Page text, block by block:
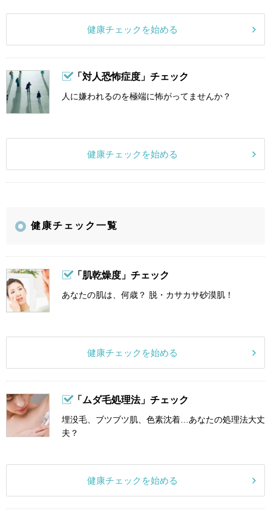
健康チェックを始める
「対人恐怖症度」チェック
人に嫌われるのを極端に怖がってませんか？
健康チェックを始める
健康チェック一覧
「肌乾燥度」チェック
あなたの肌は、何歳？ 脱・カサカサ砂漠肌！
健康チェックを始める
「ムダ毛処理法」チェック
埋没毛、ブツブツ肌、色素沈着…あなたの処理法大丈
夫？
健康チェックを始める